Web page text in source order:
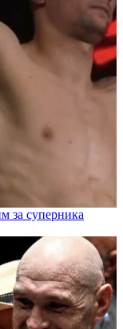
за суперника